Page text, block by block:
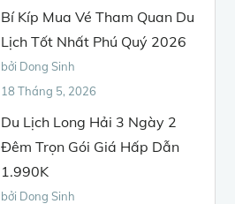
Bí Kíp Mua Vé Tham Quan Du
Lịch Tốt Nhất Phú Quý 2026
bởi Dong Sinh
18 Tháng 5, 2026
Du Lịch Long Hải 3 Ngày 2
Đêm Trọn Gói Giá Hấp Dẫn
1.990K
bởi Dong Sinh